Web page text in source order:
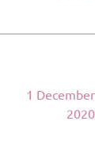
1 December
2020